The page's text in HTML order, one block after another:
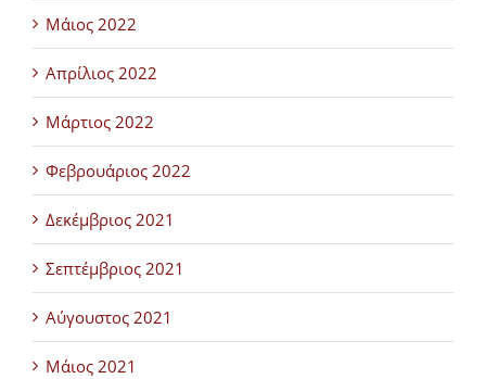
Μάιος 2022
Απρίλιος 2022
Μάρτιος 2022
Φεβρουάριος 2022
Δεκέμβριος 2021
Σεπτέμβριος 2021
Αύγουστος 2021
Μάιος 2021